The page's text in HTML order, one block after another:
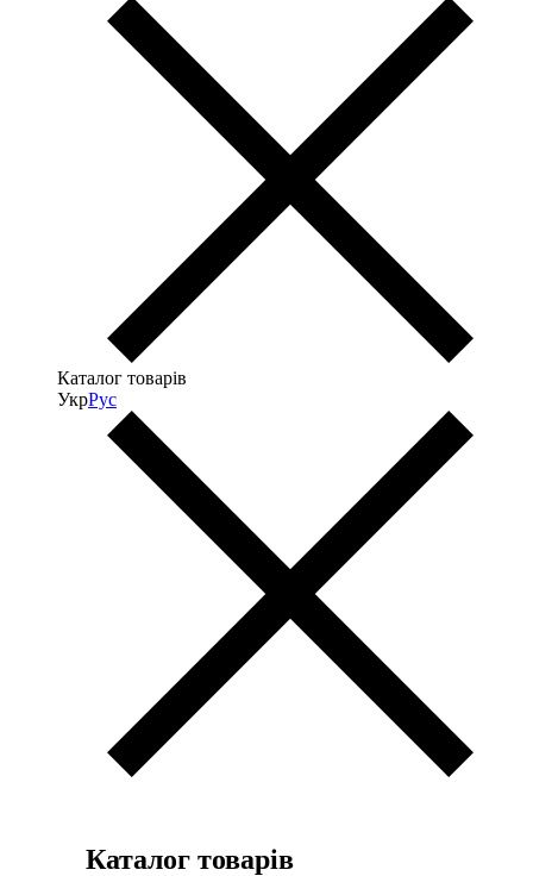
Каталог товарів
УкрРус
Каталог товарів